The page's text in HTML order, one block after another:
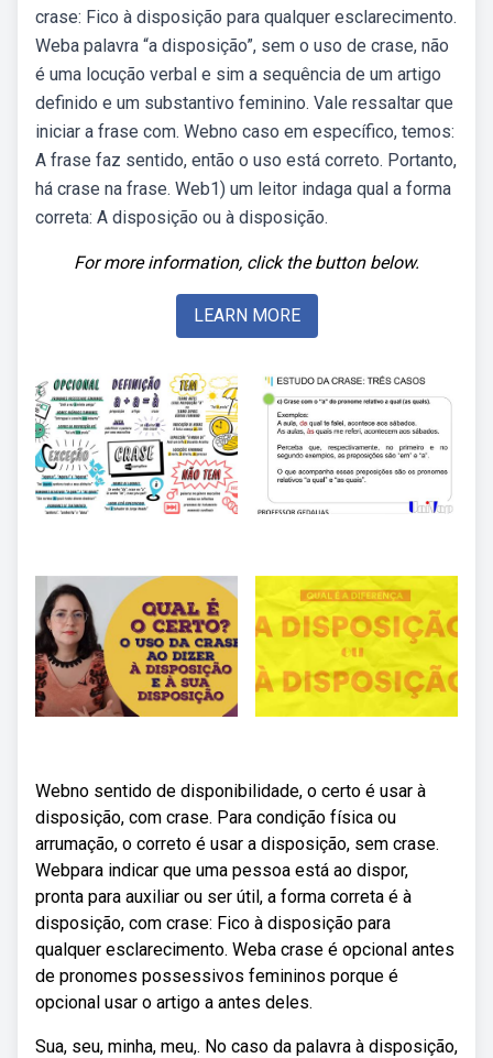
crase: Fico à disposição para qualquer esclarecimento.
Weba palavra “a disposição”, sem o uso de crase, não
é uma locução verbal e sim a sequência de um artigo
definido e um substantivo feminino. Vale ressaltar que
iniciar a frase com. Webno caso em específico, temos:
A frase faz sentido, então o uso está correto. Portanto,
há crase na frase. Web1) um leitor indaga qual a forma
correta: A disposição ou à disposição.
For more information, click the button below.
LEARN MORE
Webno sentido de disponibilidade, o certo é usar à
disposição, com crase. Para condição física ou
arrumação, o correto é usar a disposição, sem crase.
Webpara indicar que uma pessoa está ao dispor,
pronta para auxiliar ou ser útil, a forma correta é à
disposição, com crase: Fico à disposição para
qualquer esclarecimento. Weba crase é opcional antes
de pronomes possessivos femininos porque é
opcional usar o artigo a antes deles.
Sua, seu, minha, meu,. No caso da palavra à disposição,